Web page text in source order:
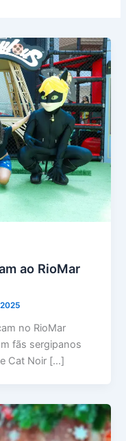
ao RioMar
no RioMar
fãs sergipanos
Cat Noir […]